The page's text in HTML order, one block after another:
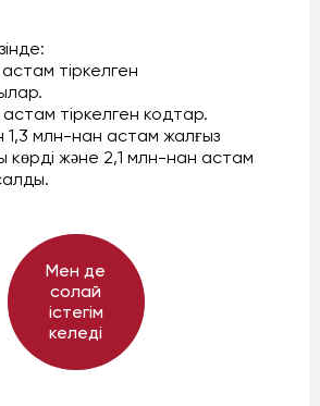
тіркелген
тіркелген кодтар.
1,3 млн-нан астам жалғыз
және 2,1 млн-нан астам
Мен де
солай
істегім
келеді